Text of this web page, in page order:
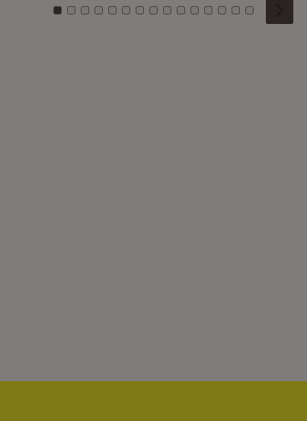
Zu Kachel: 0
Zu Kachel: 1
Zu Kachel: 2
Zu Kachel: 3
Zu Kachel: 4
Zu Kachel: 5
Zu Kachel: 6
Zu Kachel: 7
Zu Kachel: 8
Zu Kachel: 9
Zu Kachel: 10
Zu Kachel: 11
Zu Kachel: 12
Zu Kachel:
Zu